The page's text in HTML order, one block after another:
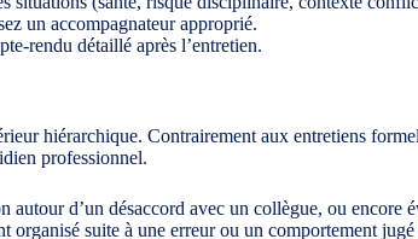
un accompagnateur approprié.
rendu détaillé après l’entretien.
hiérarchique. Contrairement aux entretiens
professionnel.
d’un désaccord avec un collègue, ou encore
organisé suite à une erreur ou un comportement